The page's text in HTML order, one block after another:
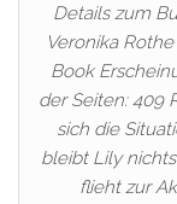
Details zum
Veronika
Book
der Seiten: 409
sich die
bleibt Lily
flieht zur